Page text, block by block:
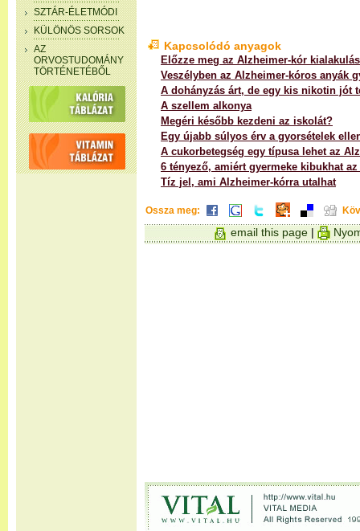
SZTÁR-ÉLETMÓDI
KÜLÖNÖS SORSOK
AZ
ORVOSTUDOMÁNY
TÖRTÉNETÉBŐL
Kapcsolódó anyagok
Előzze meg az Alzheimer-kór
Veszélyben az Alzheimer-kóros anyák
A dohányzás árt, de egy kis nikotin jót
A szellem alkonya
Megéri később kezdeni az iskolát?
Egy újabb súlyos érv a gyorsételek
A cukorbetegség egy típusa lehet az
6 tényező, amiért gyermeke kibukhat
Tíz jel, ami Alzheimer-kórra utalhat
Ossza meg:
email this page |